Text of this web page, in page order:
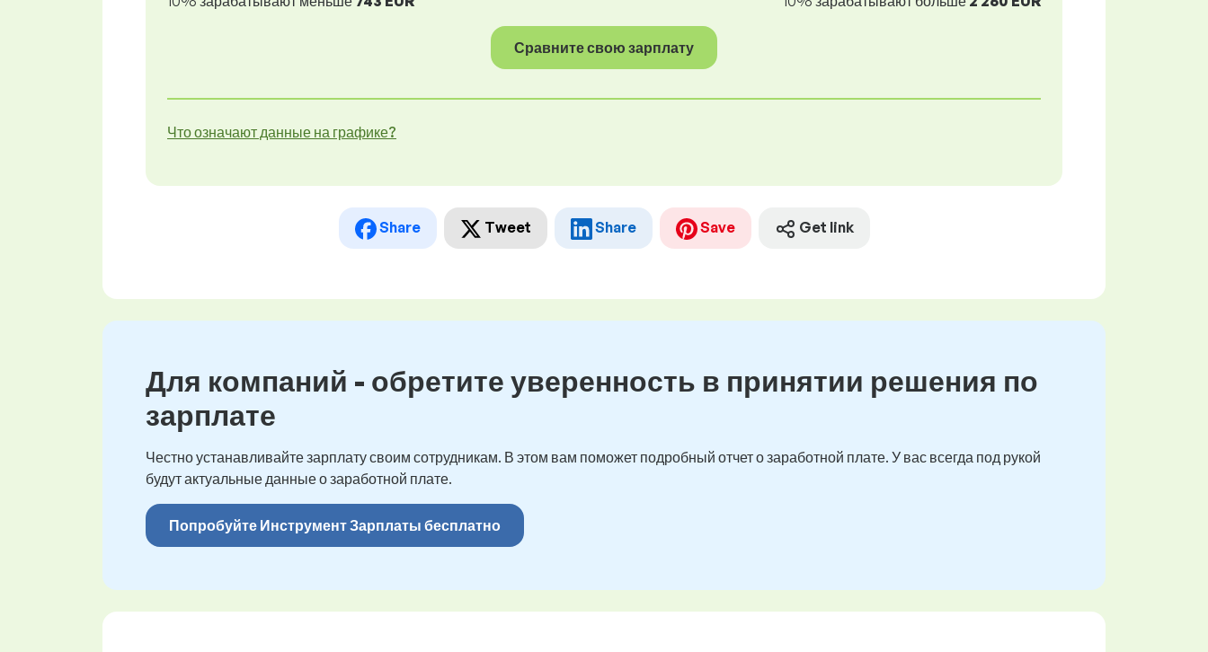
Сравните свою зарплату
Что означают данные на графике?
Share Tweet Share Save Get link
Для компаний - обретите уверенность в принятии решения по
зарплате
Честно устанавливайте зарплату своим сотрудникам. В этом вам поможет подробный отчет о заработной плате. У вас всегда под рукой
будут актуальные данные о заработной плате.
Попробуйте Инструмент Зарплаты бесплатно